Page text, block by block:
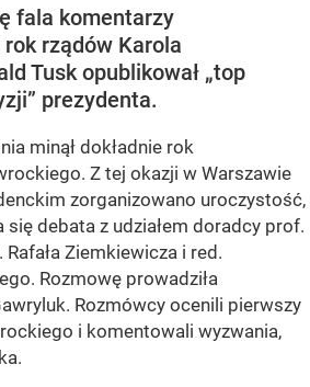
fala komentarzy
rządów Karola
Tusk opublikował „top
prezydenta.
minął dokładnie rok
Z tej okazji w Warszawie
zorganizowano uroczystość,
się debata z udziałem doradcy prof.
Ziemkiewicza i red.
Rozmowę prowadziła
Rozmówcy ocenili pierwszy
i komentowali wyzwania,